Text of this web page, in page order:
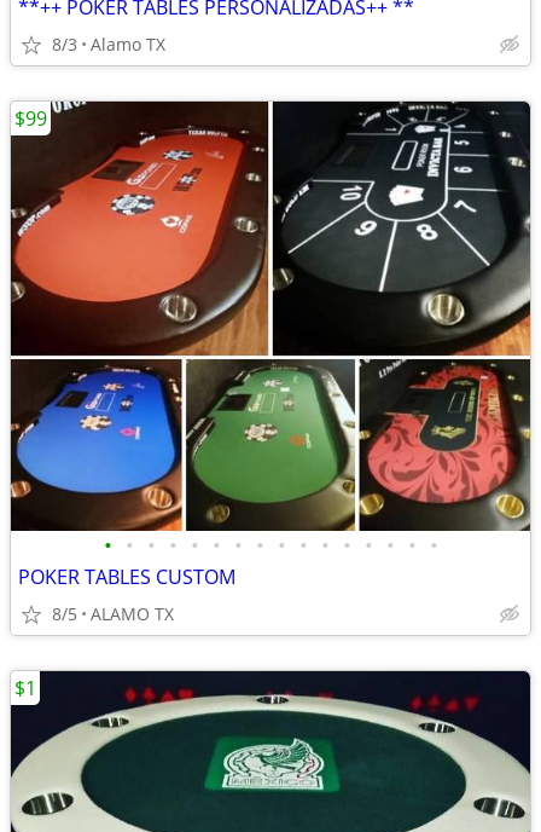
**++ POKER TABLES PERSONALIZADAS++ **
8/3 Alamo TX
• • • • • • • • • • • • • • • •
POKER TABLES CUSTOM
8/5 ALAMO TX
$99
$1